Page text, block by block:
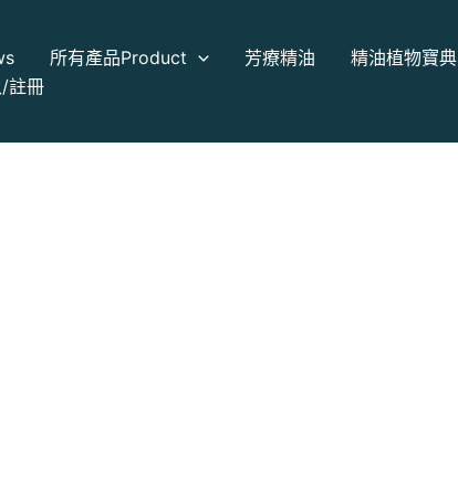
所有產品Product 芳療精油
精油植物寶典
註冊